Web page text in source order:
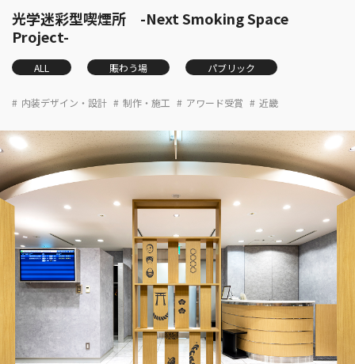
光学迷彩型喫煙所 -Next Smoking Space
Project-
ALL 賑わう場 パブリック
内装デザイン・設計 制作・施工 アワード受賞 近畿